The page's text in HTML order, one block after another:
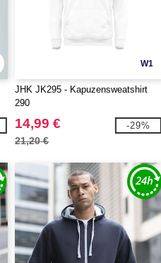
W1
JHK JK295 - Kapuzensweatshirt
290
14,99 €
21,20 €
-29%